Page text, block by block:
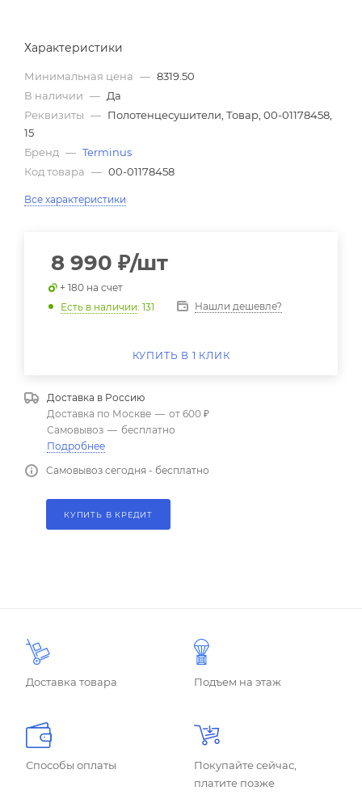
Характеристики
Минимальная цена — 8319.50
В наличии — Да
Реквизиты — Полотенцесушители, Товар, 00-01178458,
15
Бренд — Terminus
Код товара — 00-01178458
Все характеристики
8 990 ₽/шт
+ 180 на счет
Есть в наличии: 131 Нашли дешевле?
КУПИТЬ В 1 КЛИК
Доставка в Россию
Доставка по Москве — от 600 ₽
Самовывоз — бесплатно
Подробнее
Самовывоз сегодня - бесплатно
КУПИТЬ В КРЕДИТ
Доставка товара Подъем на этаж
Способы оплаты
Покупайте сейчас,
платите позже